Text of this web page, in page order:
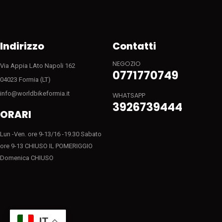
Indirizzo
Via Appia LAto Napoli 162
04023 Formia (LT)
info@worldbikeformia.it
ORARI
Lun -Ven. ore 9-13/16 -19.30 Sabato
ore 9-13 CHIUSO IL POMERIGGIO
Domenica CHIUSO
Contatti
NEGOZIO
0771770749
WHATSAPP
3926739444